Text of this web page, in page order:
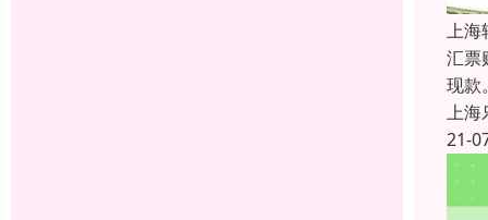
上海
汇票
现款
上海
21-